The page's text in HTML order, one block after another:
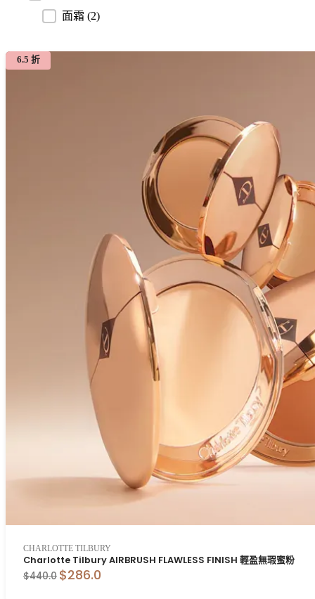
面霜 (2)
6.5 折
CHARLOTTE TILBURY
Charlotte Tilbury AIRBRUSH FLAWLESS FINISH 輕盈無瑕蜜粉
$440.0 $286.0